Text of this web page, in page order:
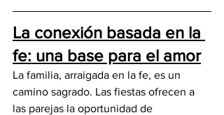
La conexión basada en la
fe: una base para el amor
La familia, arraigada en la fe, es un
camino sagrado. Las fiestas ofrecen a
las parejas la oportunidad de